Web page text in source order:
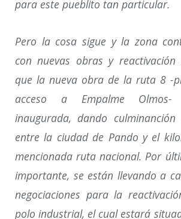
para este pueblito tan particular.
Pero la cosa sigue y la zona
con nuevas obras y
que la nueva obra de la ruta 8 -
acceso a Empalme
inaugurada, dando
entre la ciudad de Pando y el
mencionada ruta nacional. Por
importante, se están llevando a
negociaciones para la
polo industrial, el cual estará